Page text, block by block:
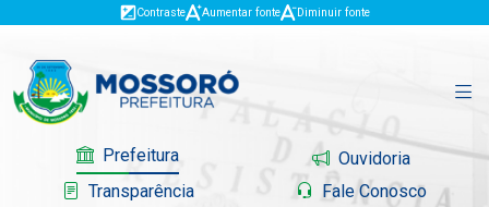
Contraste Aumentar fonte Diminuir fonte
Prefeitura
Ouvidoria
Transparência
Fale Conosco